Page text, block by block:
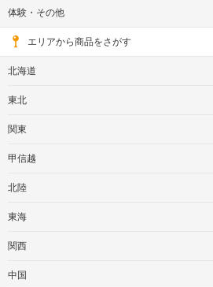
体験・その他
エリアから商品をさがす
北海道
東北
関東
甲信越
北陸
東海
関西
中国